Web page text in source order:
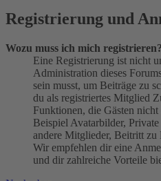
Registrierung und
Wozu muss ich mich registrieren?
Eine Registrierung ist nicht
Administration dieses
sein musst, um Beiträge zu
du als registriertes Mitglied
Funktionen, die Gästen
Beispiel Avatarbilder,
andere Mitglieder, Beitritt zu
Wir empfehlen dir eine
und dir zahlreiche Vorteile